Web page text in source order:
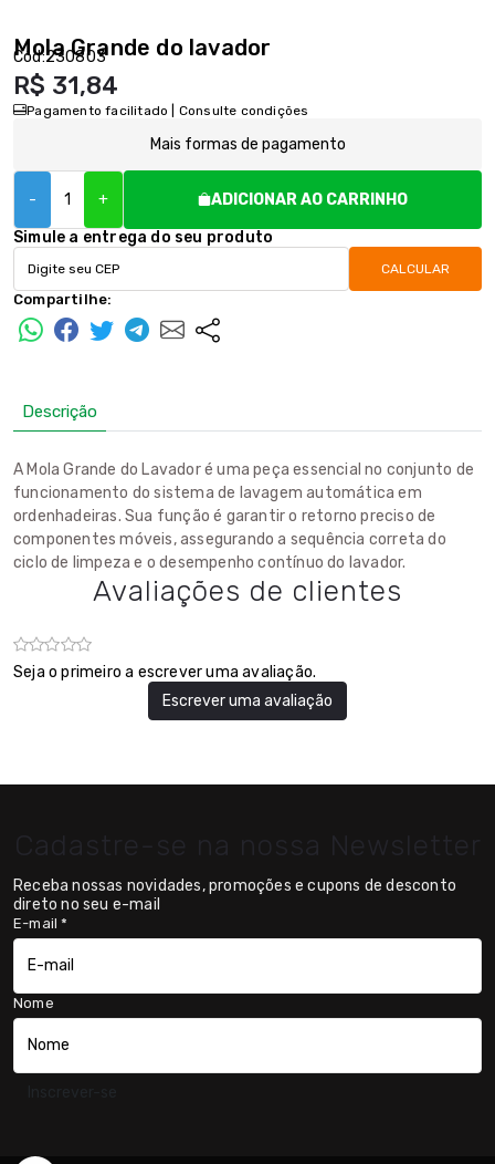
Mola Grande do lavador
Cód:230803
R$ 31,84
Pagamento facilitado | Consulte condições
Mais formas de pagamento
- +
ADICIONAR AO CARRINHO
Simule a entrega do seu produto
CALCULAR
Compartilhe:
Descrição
A Mola Grande do Lavador é uma peça essencial no conjunto de
funcionamento do sistema de lavagem automática em
ordenhadeiras. Sua função é garantir o retorno preciso de
componentes móveis, assegurando a sequência correta do
ciclo de limpeza e o desempenho contínuo do lavador.
Avaliações de clientes
Seja o primeiro a escrever uma avaliação.
Escrever uma avaliação
Cadastre-se na nossa Newsletter
Receba nossas novidades, promoções e cupons de desconto
direto no seu e-mail
E-mail*
Nome